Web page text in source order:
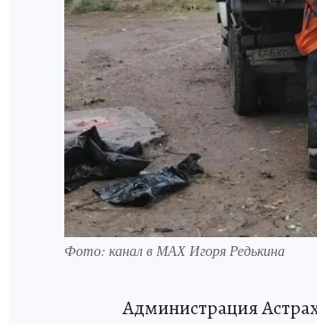
Фото: канал в МАХ Игоря Редькина
Администрация